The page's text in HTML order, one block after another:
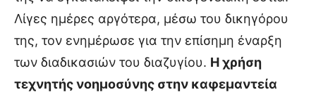
Λίγες ημέρες αργότερα, μέσω του δικηγόρου
της, τον ενημέρωσε για την επίσημη έναρξη
των διαδικασιών του διαζυγίου. Η χρήση
τεχνητής νοημοσύνης στην καφεμαντεία